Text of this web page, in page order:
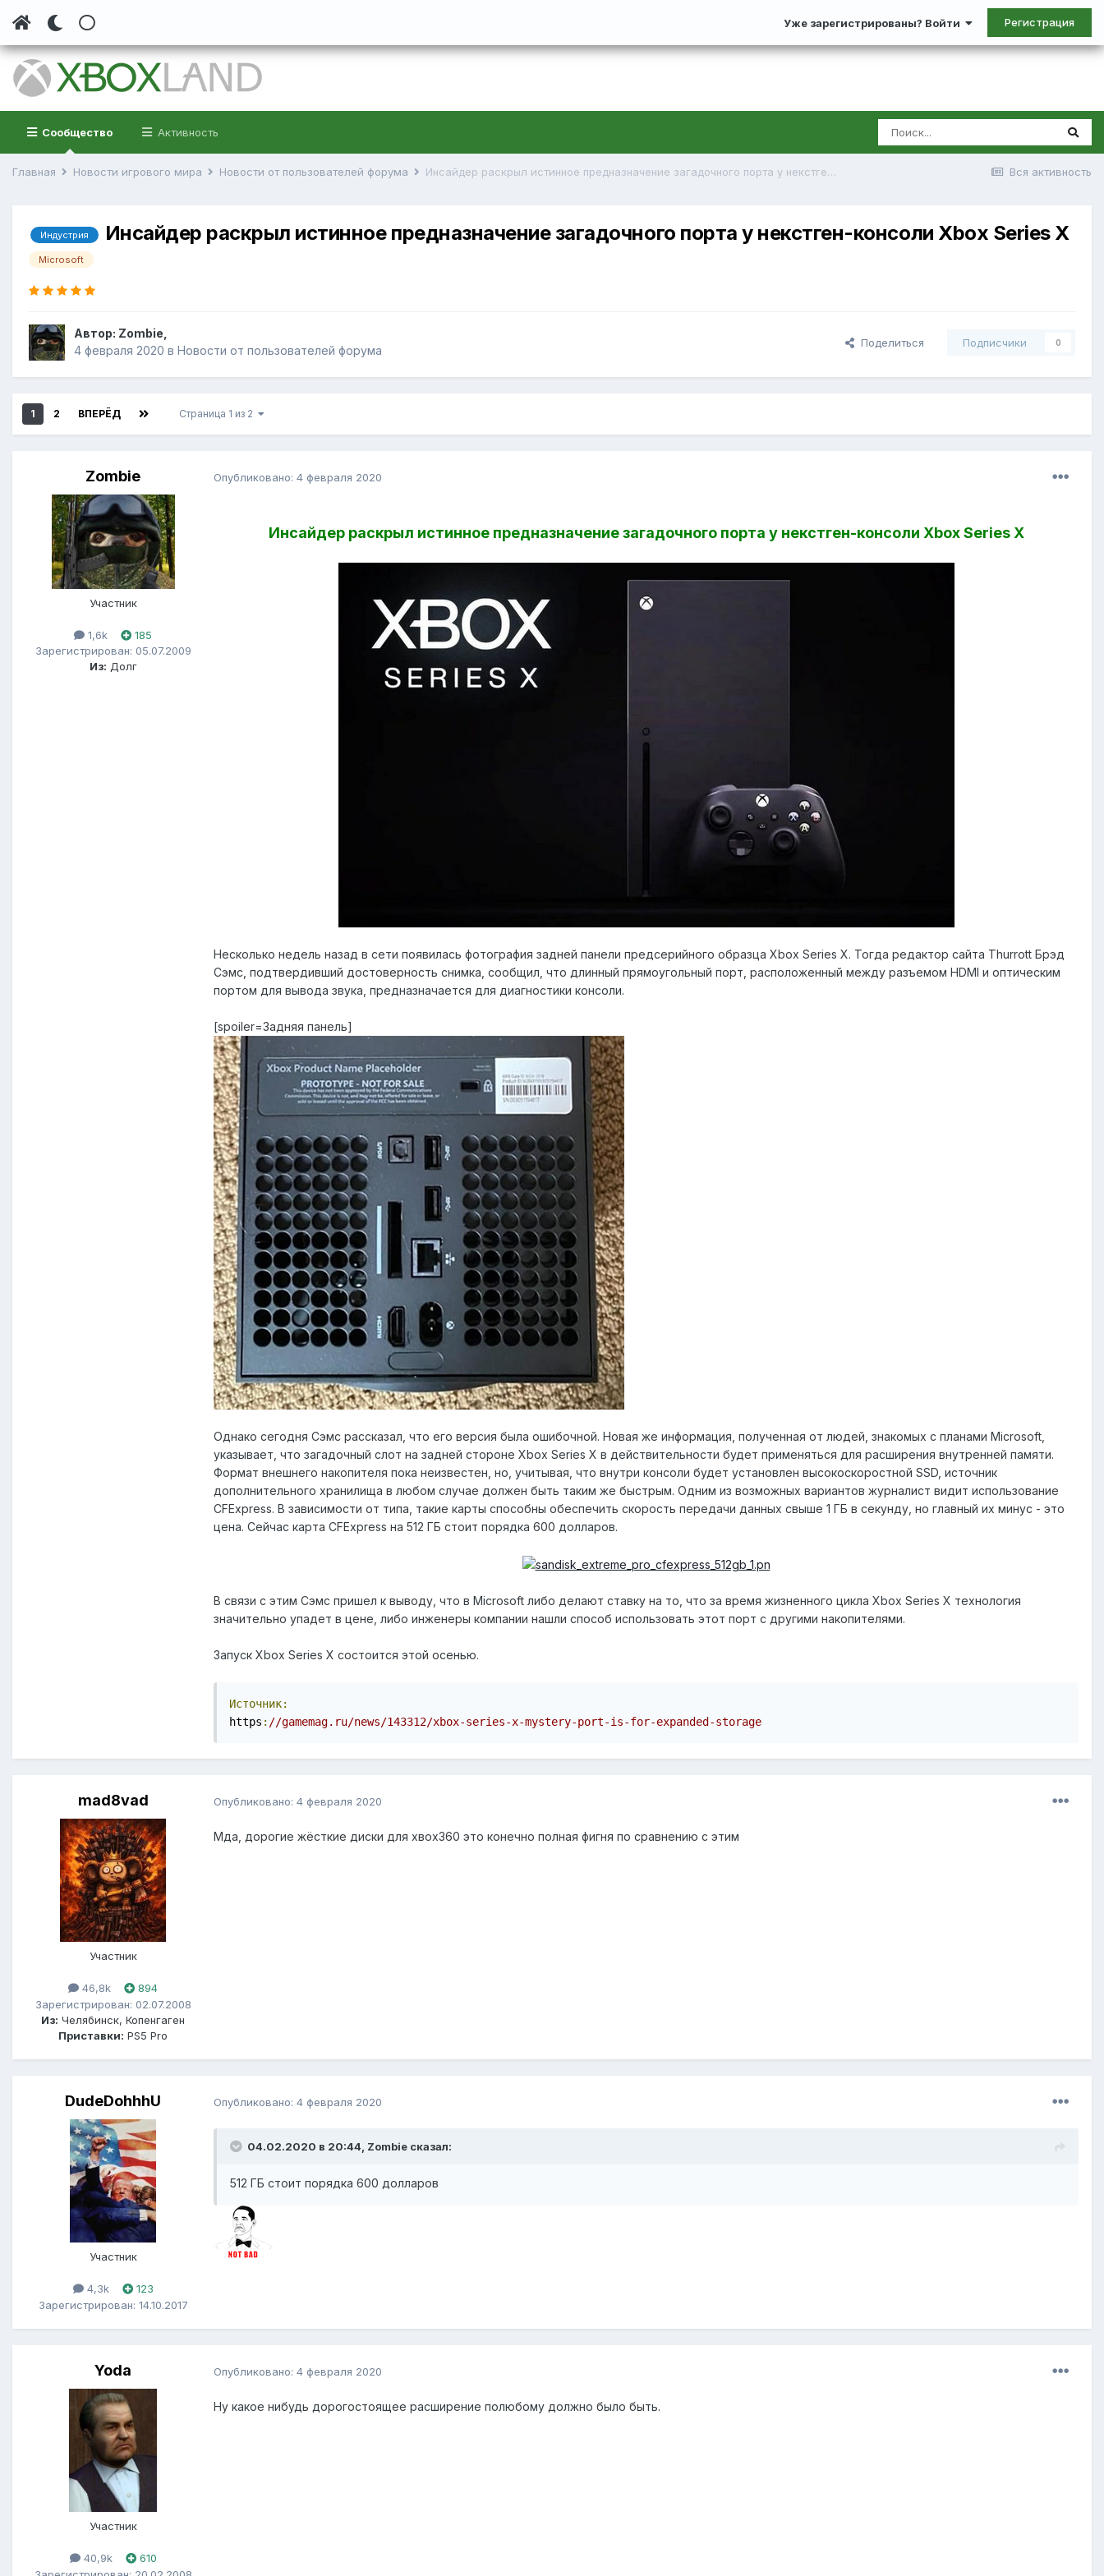
Уже зарегистрированы? Войти Регистрация
Сообщество Активность
Вся активность
Главная Новости игрового мира Новости от пользователей форума Инсайдер раскрыл истинное предназначение загадочного порта у некстген-консоли Xbox Series X
Индустрия Инсайдер раскрыл истинное предназначение загадочного порта у некстген-консоли Xbox Series X
Microsoft
Автор: Zombie
4 февраля 2020 в Новости от пользователей форума
Поделиться Подписчики 0
1 2 ВПЕРЁД Страница 1 из 2
Zombie
Участник
1,6k
185
Зарегистрирован: 05.07.2009
Из: Долг
Опубликовано: 4 февраля 2020
Инсайдер раскрыл истинное предназначение загадочного порта у некстген-консоли Xbox Series X
Несколько недель назад в сети появилась фотография задней панели предсерийного образца Xbox Series X. Тогда редактор сайта Thurrott Брэд
Сэмс, подтвердивший достоверность снимка, сообщил, что длинный прямоугольный порт, расположенный между разъемом HDMI и оптическим
портом для вывода звука, предназначается для диагностики консоли.
[spoiler=Задняя панель]
Однако сегодня Сэмс рассказал, что его версия была ошибочной. Новая же информация, полученная от людей, знакомых с планами Microsoft,
указывает, что загадочный слот на задней стороне Xbox Series X в действительности будет применяться для расширения внутренней памяти.
Формат внешнего накопителя пока неизвестен, но, учитывая, что внутри консоли будет установлен высокоскоростной SSD, источник
дополнительного хранилища в любом случае должен быть таким же быстрым. Одним из возможных вариантов журналист видит использование
CFExpress. В зависимости от типа, такие карты способны обеспечить скорость передачи данных свыше 1 ГБ в секунду, но главный их минус - это
цена. Сейчас карта CFExpress на 512 ГБ стоит порядка 600 долларов.
В связи с этим Сэмс пришел к выводу, что в Microsoft либо делают ставку на то, что за время жизненного цикла Xbox Series X технология
значительно упадет в цене, либо инженеры компании нашли способ использовать этот порт с другими накопителями.
Запуск Xbox Series X состоится этой осенью.
Источник:
https : //gamemag.ru/news/143312/xbox-series-x-mystery-port-is-for-expanded-storage
mad8vad
Участник
46,8k
894
Зарегистрирован: 02.07.2008
Из: Челябинск, Копенгаген
Приставки: PS5 Pro
Опубликовано: 4 февраля 2020
Мда, дорогие жёсткие диски для хвох360 это конечно полная фигня по сравнению с этим
DudeDohhhU
Участник
4,3k
123
Зарегистрирован: 14.10.2017
Опубликовано: 4 февраля 2020
04.02.2020 в 20:44, Zombie сказал:
512 ГБ стоит порядка 600 долларов
Yoda
Участник
40,9k
610
Опубликовано: 4 февраля 2020
Ну какое нибудь дорогостоящее расширение полюбому должно было быть.